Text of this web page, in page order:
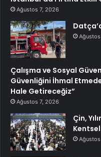
Ağustos 7, 2026
Çalışma ve Sosyal
Güvenliğini İhmal
Hale Getireceğiz”
Ağustos 7, 2026
Çin,